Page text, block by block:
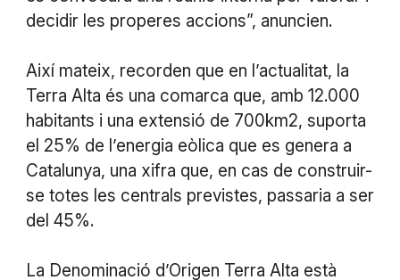
decidir les properes accions”, anuncien.
Així mateix, recorden que en l’actualitat, la
Terra Alta és una comarca que, amb 12.000
habitants i una extensió de 700km2, suporta
el 25% de l’energia eòlica que es genera a
Catalunya, una xifra que, en cas de construir-
se totes les centrals previstes, passaria a ser
del 45%.
La Denominació d’Origen Terra Alta està